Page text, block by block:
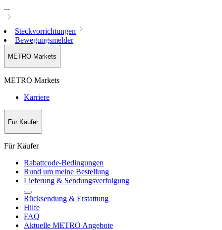
...
Steckvorrichtungen
Bewegungsmelder
METRO Markets
METRO Markets
Karriere
Für Käufer
Für Käufer
Rabattcode-Bedingungen
Rund um meine Bestellung
Lieferung & Sendungsverfolgung
Rücksendung & Erstattung
Hilfe
FAQ
Aktuelle METRO Angebote